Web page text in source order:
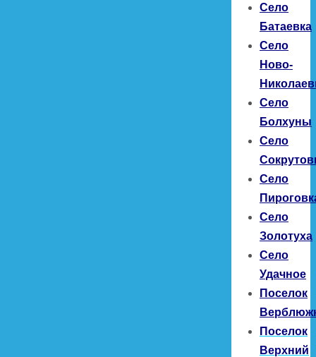
Село
Батаевка
Село
Ново-
Село
Болхуны
Село
Село
Село
Золотуха
Село
Удачное
Поселок
Поселок
Верхний